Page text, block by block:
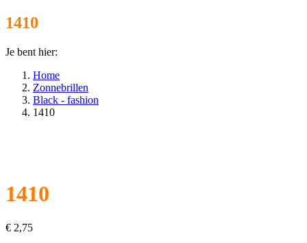
1410
Je bent hier:
Home
Zonnebrillen
Black - fashion
1410
1410
€ 2,75